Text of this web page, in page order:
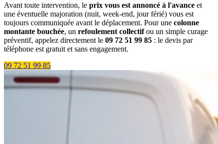
Avant toute intervention, le prix vous est annoncé à l'avance et
une éventuelle majoration (nuit, week-end, jour férié) vous est
toujours communiquée avant le déplacement. Pour une colonne
montante bouchée, un refoulement collectifou un simple curage
préventif, appelez directement le 09 72 51 99 85 : le devis par
téléphone est gratuit et sans engagement.
09 72 51 99 85